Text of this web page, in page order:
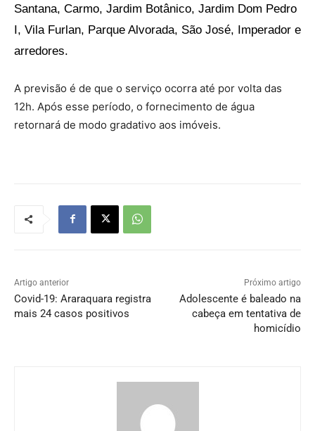
Santana, Carmo, Jardim Botânico, Jardim Dom Pedro
I, Vila Furlan, Parque Alvorada, São José, Imperador e
arredores.
A previsão é de que o serviço ocorra até por volta das
12h. Após esse período, o fornecimento de água
retornará de modo gradativo aos imóveis.
Artigo anterior
Covid-19: Araraquara registra
mais 24 casos positivos
Próximo artigo
Adolescente é baleado na
cabeça em tentativa de
homicídio